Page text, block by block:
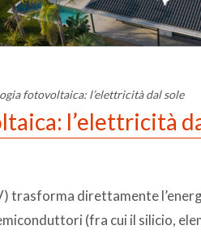
fotovoltaica: l’elettricità dal sole
l’elettricità
trasforma direttamente
(fra cui il silicio,